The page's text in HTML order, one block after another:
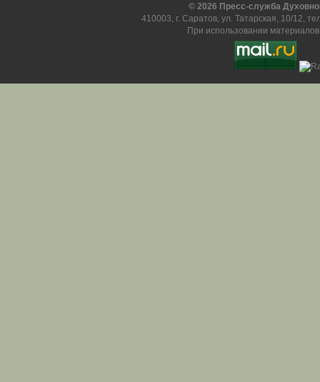
© 2026 Пресс-служба
410003, г. Саратов, ул. Татарская, 10/12,
При использовании